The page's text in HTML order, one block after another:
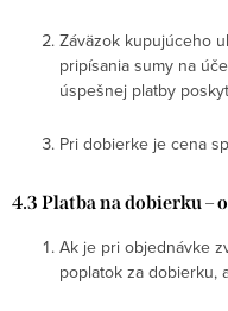
Záväzok kupujúceho
pripísania sumy na
úspešnej platby
Pri dobierke je cena
4.3 Platba na dobierku –
Ak je pri objednávke
poplatok za dobierku,